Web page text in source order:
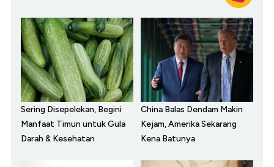
Sering Disepelekan, Begini
Manfaat Timun untuk Gula
Darah & Kesehatan
China Balas Dendam Makin
Kejam, Amerika Sekarang
Kena Batunya